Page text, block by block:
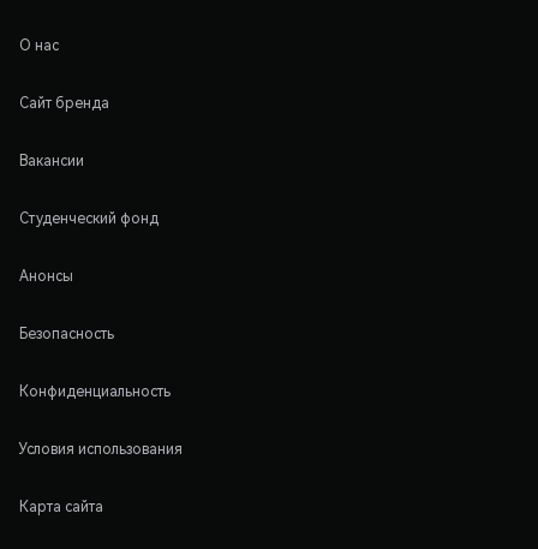
О нас
Сайт бренда
Вакансии
Студенческий фонд
Анонсы
Безопасность
Конфиденциальность
Условия использования
Карта сайта